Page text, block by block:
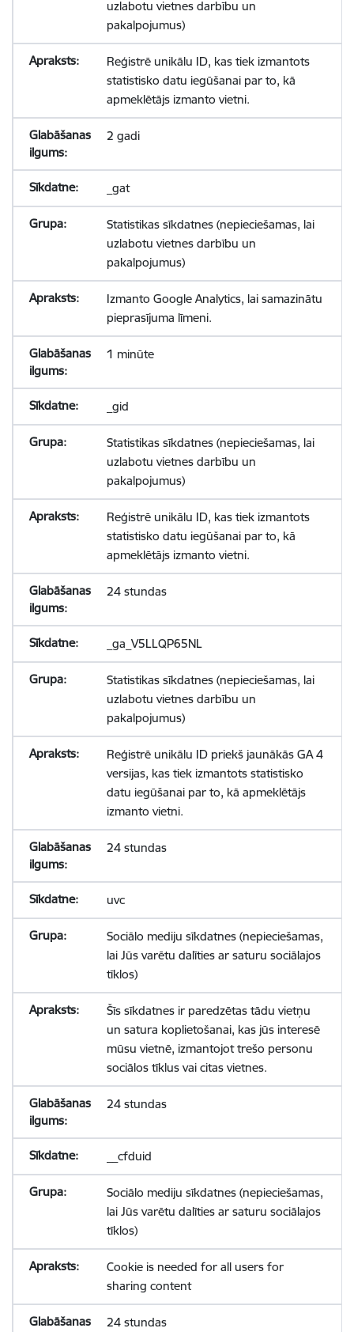
uzlabotu vietnes darbību un
pakalpojumus)
Reģistrē unikālu ID, kas tiek izmantots
statistisko datu iegūšanai par to, kā
apmeklētājs izmanto vietni.
2 gadi
_gat
Statistikas sīkdatnes (nepieciešamas, lai
uzlabotu vietnes darbību un
pakalpojumus)
Izmanto Google Analytics, lai samazinātu
pieprasījuma līmeni.
1 minūte
_gid
Statistikas sīkdatnes (nepieciešamas, lai
uzlabotu vietnes darbību un
pakalpojumus)
Reģistrē unikālu ID, kas tiek izmantots
statistisko datu iegūšanai par to, kā
apmeklētājs izmanto vietni.
24 stundas
_ga_V5LLQP65NL
Statistikas sīkdatnes (nepieciešamas, lai
uzlabotu vietnes darbību un
pakalpojumus)
Reģistrē unikālu ID priekš jaunākās GA 4
versijas, kas tiek izmantots statistisko
datu iegūšanai par to, kā apmeklētājs
izmanto vietni.
24 stundas
uvc
Sociālo mediju sīkdatnes (nepieciešamas,
lai Jūs varētu dalīties ar saturu sociālajos
tīklos)
Šīs sīkdatnes ir paredzētas tādu vietņu
un satura koplietošanai, kas jūs interesē
mūsu vietnē, izmantojot trešo personu
sociālos tīklus vai citas vietnes.
24 stundas
__cfduid
Sociālo mediju sīkdatnes (nepieciešamas,
lai Jūs varētu dalīties ar saturu sociālajos
tīklos)
Cookie is needed for all users for
sharing content
24 stundas